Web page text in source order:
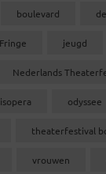
boulevard
Fringe jeugd
Nederlands
odyssee
theaterfestival
vrouwen